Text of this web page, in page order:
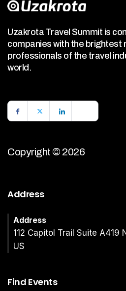
Uzakrota Travel Summit is
companies with the brightest
professionals of the travel
world.
Copyright © 2026
Address
Address
112 Capitol Trail Suite A419
US
Find Events